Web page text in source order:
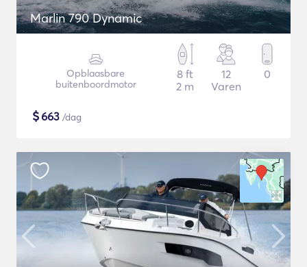
Marlin 790 Dynamic
Opblaasbare
buitenboordmotor
8 ft
2 m
12
Varen
0
$663 /dag